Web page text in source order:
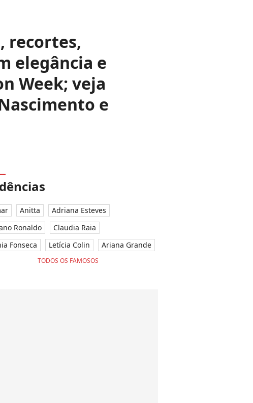
recortes,
elegância e
Week; veja
e
Anitta
Adriana Esteves
Ronaldo
Claudia Raia
Fonseca
Letícia Colin Ariana Grande
TODOS OS FAMOSOS